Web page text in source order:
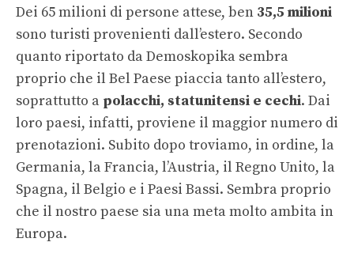
Dei 65 milioni di persone attese, ben 35,5 milioni
sono turisti provenienti dall’estero. Secondo
quanto riportato da Demoskopika sembra
proprio che il Bel Paese piaccia tanto all’estero,
soprattutto a polacchi, statunitensi e cechi. Dai
loro paesi, infatti, proviene il maggior numero di
prenotazioni. Subito dopo troviamo, in ordine, la
Germania, la Francia, l’Austria, il Regno Unito, la
Spagna, il Belgio e i Paesi Bassi. Sembra proprio
che il nostro paese sia una meta molto ambita in
Europa.